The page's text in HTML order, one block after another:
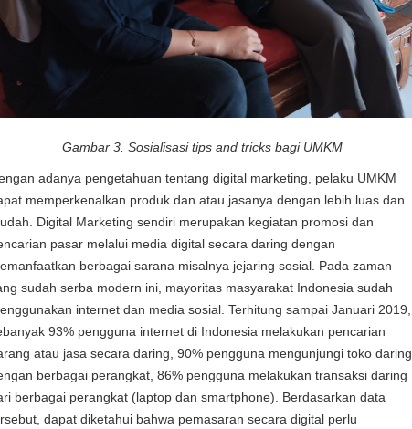
Gambar 3. Sosialisasi tips and tricks bagi UMKM
adanya pengetahuan tentang digital marketing, pelaku UMKM
memperkenalkan produk dan atau jasanya dengan lebih luas dan
Digital Marketing sendiri merupakan kegiatan promosi dan
pasar melalui media digital secara daring dengan
berbagai sarana misalnya jejaring sosial. Pada zaman
sudah serba modern ini, mayoritas masyarakat Indonesia sudah
internet dan media sosial. Terhitung sampai Januari 2019,
93% pengguna internet di Indonesia melakukan pencarian
atau jasa secara daring, 90% pengguna mengunjungi toko daring
berbagai perangkat, 86% pengguna melakukan transaksi daring
berbagai perangkat (laptop dan smartphone). Berdasarkan data
dapat diketahui bahwa pemasaran secara digital perlu